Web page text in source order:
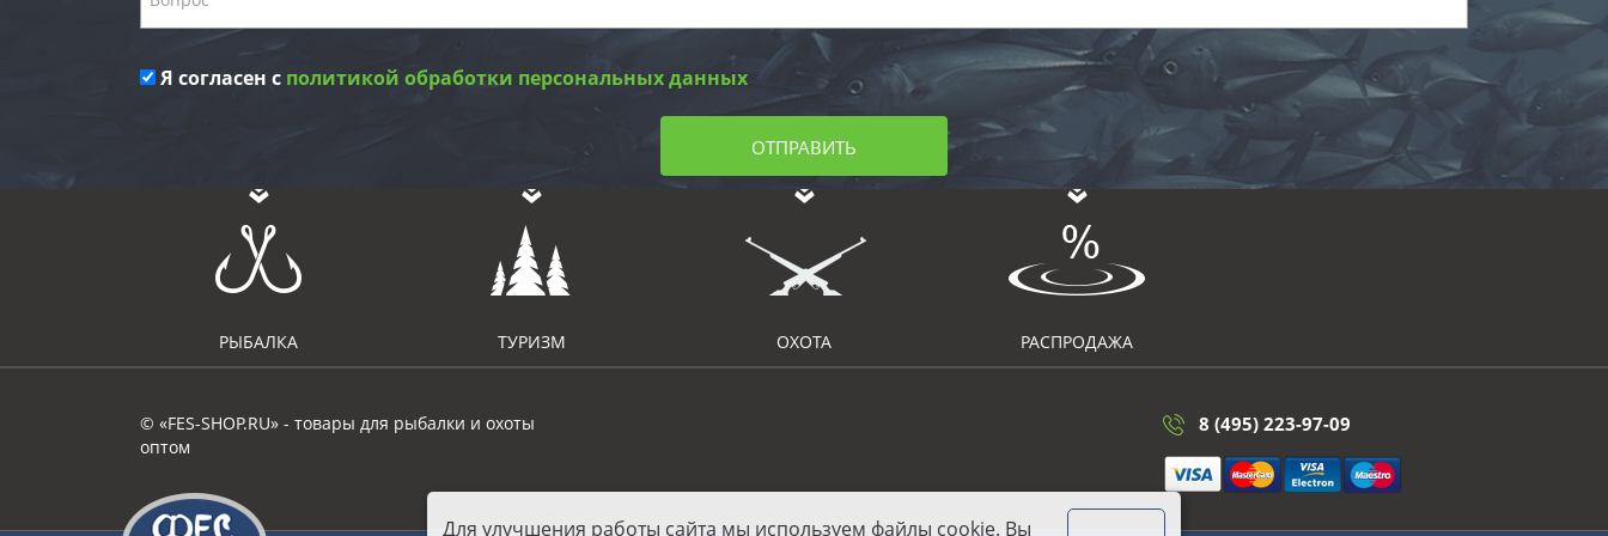
Я согласен с политикой обработки персональных данных
ОТПРАВИТЬ
РЫБАЛКА ТУРИЗМ ОХОТА РАСПРОДАЖА
© «FES-SHOP.RU» - товары для рыбалки и охоты
оптом
8 (495) 223-97-09
Для улучшения работы сайта мы используем файлы cookie. Вы